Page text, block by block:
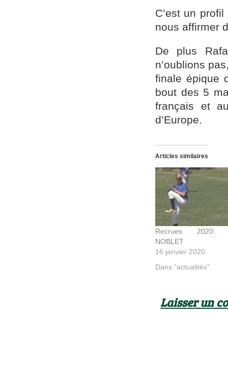
C’est un
nous affirmer
De plus
n’oublions
finale épique
bout des 5
français et
d’Europe.
Articles similaires
Recrues 2020:
NOBLET
16 janvier 2020
Dans "actualités"
Laisser un